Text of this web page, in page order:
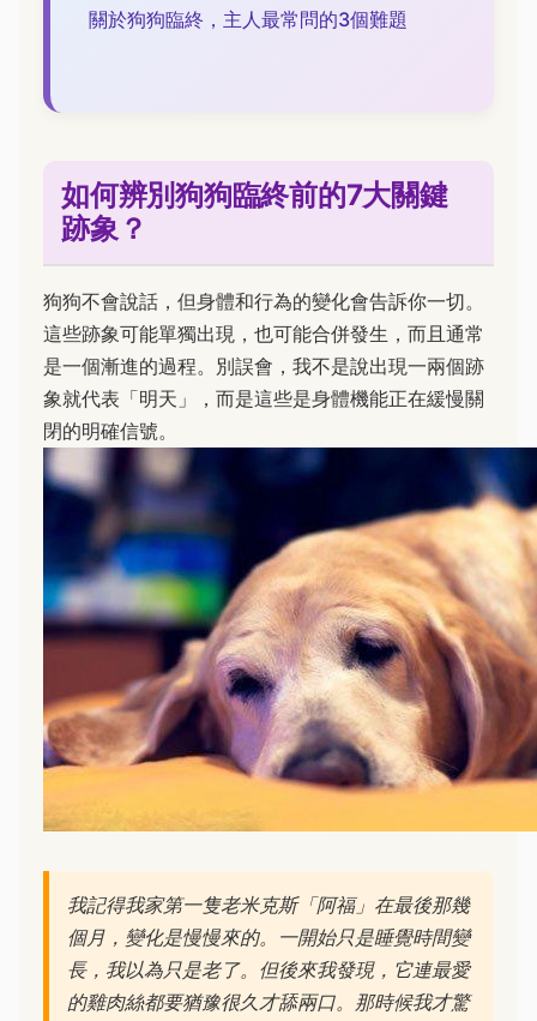
關於狗狗臨終，主人最常問的3個難題
如何辨別狗狗臨終前的7大關鍵
跡象？
狗狗不會說話，但身體和行為的變化會告訴你一切。
這些跡象可能單獨出現，也可能合併發生，而且通常
是一個漸進的過程。別誤會，我不是說出現一兩個跡
象就代表「明天」，而是這些是身體機能正在緩慢關
閉的明確信號。
我記得我家第一隻老米克斯「阿福」在最後那幾
個月，變化是慢慢來的。一開始只是睡覺時間變
長，我以為只是老了。但後來我發現，它連最愛
的雞肉絲都要猶豫很久才舔兩口。那時候我才驚